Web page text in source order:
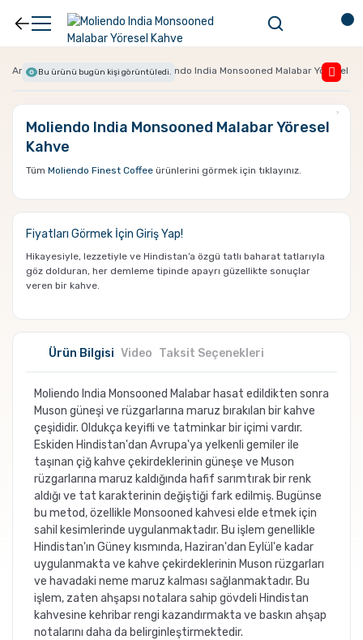
Anasayfa Filtre Kahve Moliendo India Monsooned Malabar Yöresel
Bu ürünü bugün kişi görüntüledi.
Moliendo India Monsooned Malabar Yöresel
Kahve
Tüm Moliendo Finest Coffee ürünlerini görmek için tıklayınız.
Fiyatları Görmek İçin Giriş Yap!
Hikayesiyle, lezzetiyle ve Hindistan’a özgü tatlı baharat tatlarıyla
göz dolduran, her demleme tipinde apayrı güzellikte sonuçlar
veren bir kahve.
Ürün Bilgisi Video Taksit Seçenekleri
Moliendo India Monsooned Malabar hasat edildikten sonra
Muson güneşi ve rüzgarlarına maruz bırakılan bir kahve
çeşididir. Oldukça keyifli ve tatminkar bir içimi vardır.
Eskiden Hindistan'dan Avrupa'ya yelkenli gemiler ile
taşınan çiğ kahve çekirdeklerinin güneşe ve Muson
rüzgarlarına maruz kaldığında hafif sarımtırak bir renk
aldığı ve tat karakterinin değiştiği fark edilmiş. Bugünse
bu metod, özellikle Monsooned kahvesi elde etmek için
sahil kesimlerinde uygulanmaktadır. Bu işlem genellikle
Hindistan'ın Güney kısmında, Haziran'dan Eylül'e kadar
uygulanmakta ve kahve çekirdeklerinin Muson rüzgarları
ve havadaki neme maruz kalması sağlanmaktadır. Bu
işlem, zaten ahşapsı notalara sahip gövdeli Hindistan
kahvesine kehribar rengi kazandırmakta ve baskın ahşap
notalarını daha da belirginleştirmektedir.